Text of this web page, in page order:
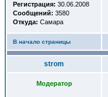
Регистрация: 30.06.2008
Сообщений: 3580
Откуда: Самара
В начало страницы
strom
Модератор